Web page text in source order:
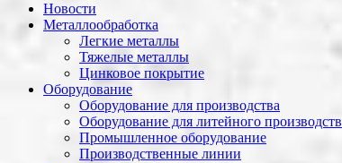
Новости
Металлообработка
Легкие металлы
Тяжелые металлы
Цинковое покрытие
Оборудование
Оборудование для производства
Оборудование для литейного
Промышленное оборудование
Производственные линии